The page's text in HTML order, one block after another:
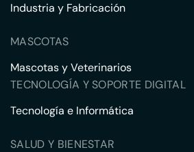
Industria y Fabricación
MASCOTAS
Mascotas y Veterinarios
TECNOLOGÍA Y SOPORTE DIGITAL
Tecnología e Informática
SALUD Y BIENESTAR